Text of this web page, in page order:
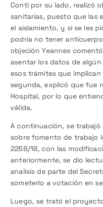
Conti por su lado, realizó
sanitarias, puesto que las
el aislamiento, y si se les
podría no tener
objeción Yeannes
asentar los datos de
esos trámites que
segunda, explicó que fue
Hospital, por lo que
válida.
A continuación, se
sobre fomento de trabajo
2268/18, con las
anteriormente, se dio
analisis de parte del
someterlo a votación en
Luego, se trató el